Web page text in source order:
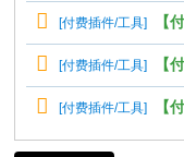
[付费插件/工具] 【
[付费插件/工具] 【
[付费插件/工具] 【